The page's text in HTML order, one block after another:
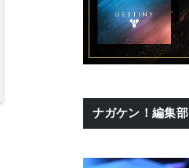
ナガケン！編集部